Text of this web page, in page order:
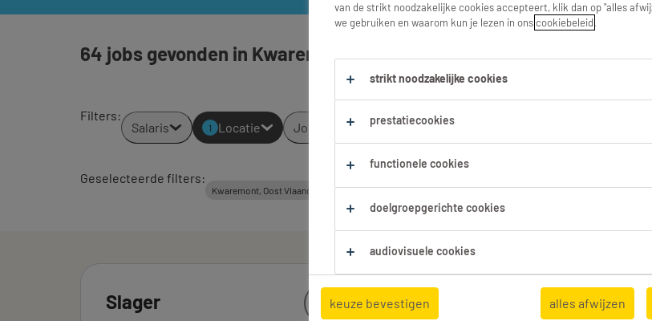
64 jobs gevonden in Kwaremont.
Filters:
Salaris 1 Locatie Jobtypes Expertisedomein
Geselecteerde filters:
Kwaremont, Oost Vlaanderen Alles wissen
Slager Elektromechanicien
van de strikt noodzakelijke cookies accepteert, klik dan op "alles
we gebruiken en waarom kun je lezen in onscookiebeleid.
strikt noodzakelijke cookies
prestatiecookies
functionele cookies
doelgroepgerichte cookies
audiovisuele cookies
keuze bevestigen alles afwijzen